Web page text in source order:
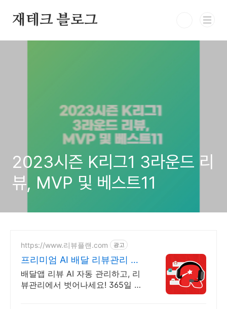
재테크 블로그
2023시즌 K리그1 3라운드 리
뷰, MVP 및 베스트11
https://www.리뷰플랜.com 광고
프리미엄 AI 배달 리뷰관리 리
뷰 컴플레인 완벽 처리!
배달앱 리뷰 AI 자동 관리하고, 리
뷰관리에서 벗어나세요! 365일 매